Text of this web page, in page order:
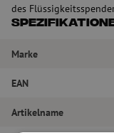
des
Marke
EAN
Artikelname